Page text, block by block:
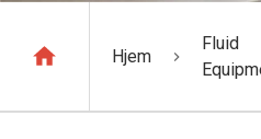
Hjem
Fluid